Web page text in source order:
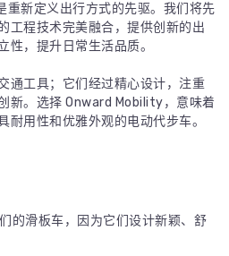
新定义出行方式的先驱。我们将先
工程技术完美融合，提供创新的出
性，提升日常生活品质。
通工具；它们经过精心设计，注重
新。选择 Onward Mobility，意味着
耐用性和优雅外观的电动代步车。
的滑板车，因为它们设计新颖、舒